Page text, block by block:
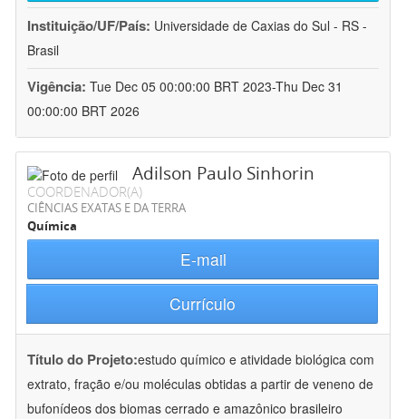
Instituição/UF/País: Universidade de Caxias do Sul - RS -
Brasil
Vigência: Tue Dec 05 00:00:00 BRT 2023-Thu Dec 31
00:00:00 BRT 2026
Adilson Paulo Sinhorin
COORDENADOR(A)
CIÊNCIAS EXATAS E DA TERRA
Química
E-mail
Currículo
Título do Projeto:estudo químico e atividade biológica com
extrato, fração e/ou moléculas obtidas a partir de veneno de
bufonídeos dos biomas cerrado e amazônico brasileiro